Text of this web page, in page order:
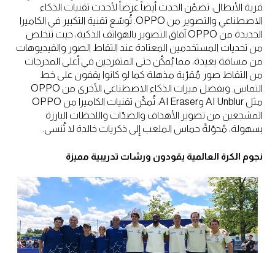
قرية الأبطال، تضمّن الحدث أيضاً عرضاً لأحدث تقنيات الذكاء
الاصطناعي والتصوير من OPPO. تُوسّع تقنية التكبير في الكاميرا
الجديدة من OPPO آفاق التصوير بالهواتف الذكية، حيث تتخلص
من تحديات المستخدمين المعتادة عند التقاط الصور والفيديوهات
من مسافة بعيدة، مما يُمكّن حتى المتفرجين في أعلى المدرجات
من التقاط صور مُقرّبة مذهلة كما لو كانوا يقفون على خط
التماس. وبفضل ميزات الذكاء الاصطناعي الأخرى من OPPO
مثل AI Unblur وAI Eraser، تُمكّن تقنيات الكاميرا من OPPO
المشجعين من تصوير الأهداف والصدّات واللحظات البارزة
بسهولة، مُحوّلةً حماس الملعب إلى ذكريات خالدة لا تُنسى.
نجوم الكرة العالمية يقودون ورشات تدريبية مميزة